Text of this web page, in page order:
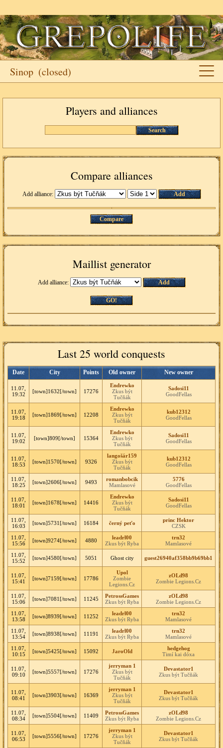
Sinop (closed)
Players and alliances
Search
Compare alliances
Add alliance: Add
Compare
Maillist generator
Add alliance: Add
GO!
Last 25 world conquests
Date City Points Old owner New owner
11.07,
19:32
[town]1632[/town] 17276
Endrewko
Zkus být
Tučňák
Sadosi11
GoodFellas
11.07,
19:18
[town]1869[/town] 12208
Endrewko
Zkus být
Tučňák
kub12312
GoodFellas
11.07,
19:02
[town]809[/town] 15364
Endrewko
Zkus být
Tučňák
Sadosi11
GoodFellas
11.07,
18:53
[town]1570[/town] 9326
langošár159
Zkus být
Tučňák
kub12312
GoodFellas
11.07,
18:25
[town]2606[/town] 9493
romanbobcik
Mamlasové
5776
GoodFellas
11.07,
18:01
[town]1678[/town] 14416
Endrewko
Zkus být
Tučňák
Sadosi11
GoodFellas
11.07,
16:03
[town]5731[/town] 16184 černý peťo
princ Hektor
CZSK
11.07,
15:56
[town]9274[/town] 4880
leadrl00
Zkus být Ryba
trn32
Mamlasové
11.07,
15:52
[town]4580[/town] 5051 Ghost city guest26940af358bb9b69bb1
11.07,
15:41
[town]7159[/town] 17786
Upol
Zombie
Legions.Cz
zOLd98
Zombie Legions.Cz
11.07,
15:06
[town]7081[/town] 11245
PetrossGames
Zkus být Ryba
zOLd98
Zombie Legions.Cz
11.07,
13:58
[town]8939[/town] 11252
leadrl00
Zkus být Ryba
trn32
Mamlasové
11.07,
13:54
[town]8938[/town] 11191
leadrl00
Zkus být Ryba
trn32
Mamlasové
11.07,
10:15
[town]5425[/town] 15092 JaroOld
hedgehog
Timí kai dóxa
11.07,
09:10
[town]5557[/town] 17276
jerryman 1
Zkus být
Tučňák
Devastator1
Zkus být Tučňák
11.07,
08:41
[town]3903[/town] 16369
jerryman 1
Zkus být
Tučňák
Devastator1
Zkus být Tučňák
11.07,
08:34
[town]5504[/town] 11409
PetrossGames
Zkus být Ryba
zOLd98
Zombie Legions.Cz
11.07,
06:53
[town]5556[/town] 17276
jerryman 1
Zkus být
Tučňák
Devastator1
Zkus být Tučňák